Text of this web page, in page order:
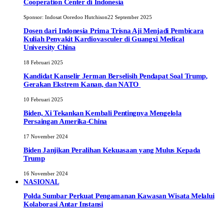
Cooperation Center di Indonesia
Sponsor: Indosat Ooredoo Hutchison22 September 2025
Dosen dari Indonesia Prima Trisna Aji Menjadi Pembicara
Kuliah Penyakit Kardiovasculer di Guangxi Medical
University China
18 Februari 2025
Kandidat Kanselir Jerman Berselisih Pendapat Soal Trump,
Gerakan Ekstrem Kanan, dan NATO
10 Februari 2025
Biden, Xi Tekankan Kembali Pentingnya Mengelola
Persaingan Amerika-China
17 November 2024
Biden Janjikan Peralihan Kekuasaan yang Mulus Kepada
Trump
16 November 2024
NASIONAL
Polda Sumbar Perkuat Pengamanan Kawasan Wisata Melalui
Kolaborasi Antar Instansi